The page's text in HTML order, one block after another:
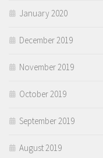
January 2020
December 2019
November 2019
October 2019
September 2019
August 2019